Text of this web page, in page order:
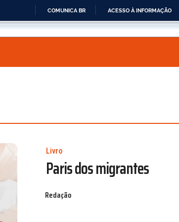
IR
COMUNICA BR ACESSO À INFORMAÇÃO
Livro
Paris dos migrantes
Redação